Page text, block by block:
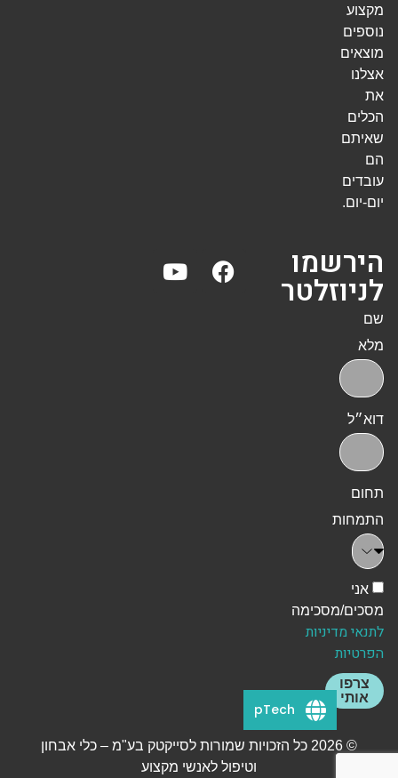
מקצוע
נוספים
מוצאים
אצלנו
את
הכלים
שאיתם
הם
עובדים
יום-יום.
הירשמו
לניוזלטר
שם
מלא
דוא״ל
תחום
התמחות
אני
מסכים/מסכימה
לתנאי מדיניות
הפרטיות
צרפו
אותי
© 2026 כל הזכויות שמורות לסייקטק בע"מ – כלי אבחון
וטיפול לאנשי מקצוע
pTech